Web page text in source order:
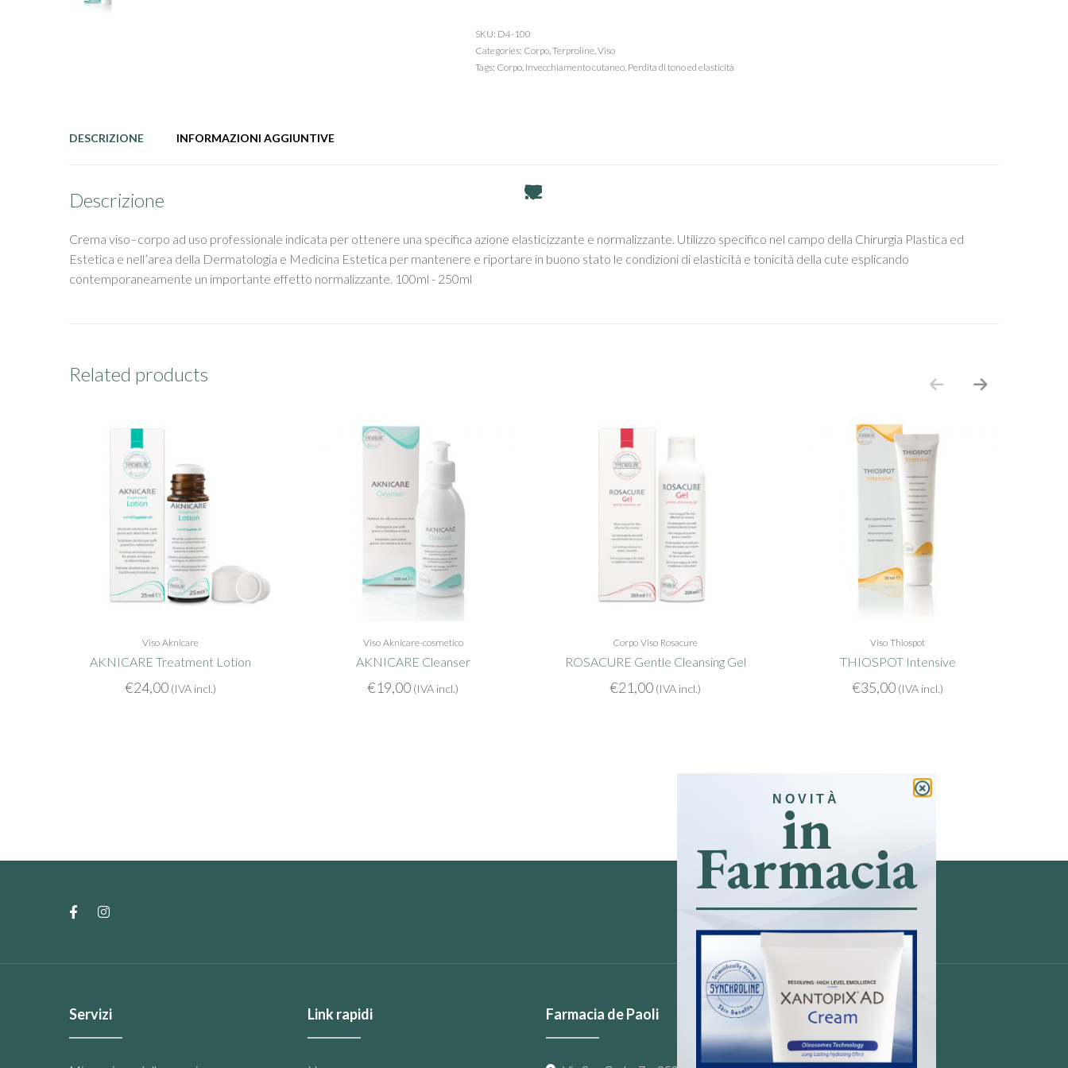
SKU: D4-100
Categories: Corpo, Terproline Viso
Tags: Corpo, Invecchiamento cutaneo, Perdita di tono ed elasticità
DESCRIZIONE INFORMAZIONI AGGIUNTIVE
Descrizione
Crema viso–corpo ad uso professionale indicata per ottenere una specifica azione elasticizzante e normalizzante. Utilizzo specifico nel campo della Chirurgia Plastica ed
Estetica e nell’area della Dermatologia e Medicina Estetica per mantenere e riportare in buono stato le condizioni di elasticità e tonicità della cute esplicando
contemporaneamente un importante effetto normalizzante. 100ml - 250ml
Related products
Viso Aknicare
AKNICARE Treatment Lotion
€24,00 (IVA incl.)
Viso Aknicare-cosmetico
AKNICARE Cleanser
€19,00 (IVA incl.)
Corpo Viso Rosacure
ROSACURE Gentle Cleansing Gel
€21,00 (IVA incl.)
Viso Thiospot
THIOSPOT Intensive
€35,00 (IVA incl.)
Servizi Link rapidi Farmacia de Paoli
NOVITÀ
in
Farmacia